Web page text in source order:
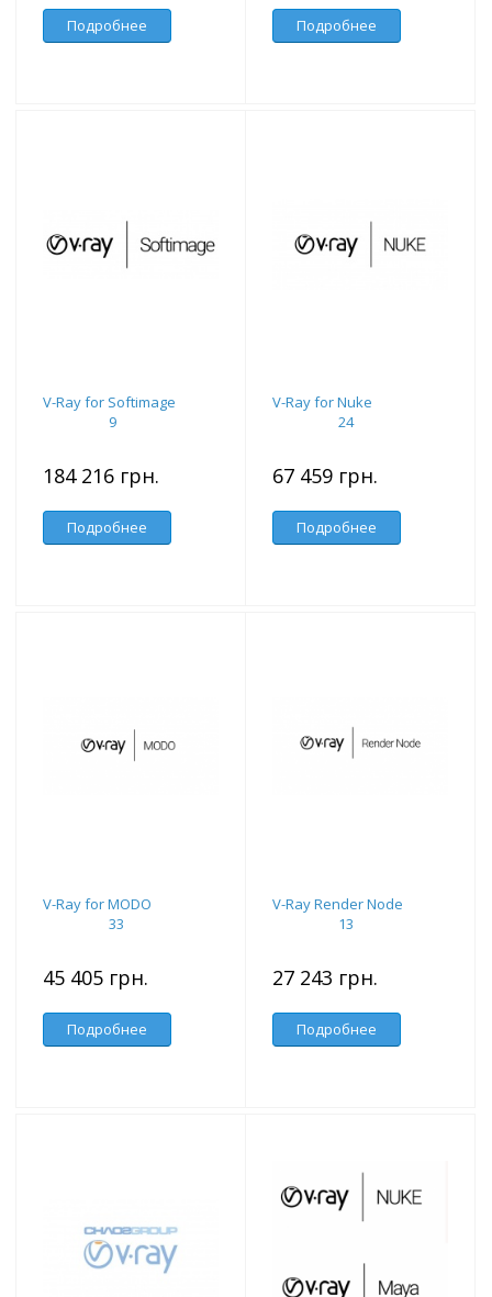
Подробнее Подробнее
V-Ray for Softimage
9
184 216 грн.
Подробнее
V-Ray for Nuke
24
67 459 грн.
Подробнее
V-Ray for MODO
33
45 405 грн.
Подробнее
V-Ray Render Node
13
27 243 грн.
Подробнее